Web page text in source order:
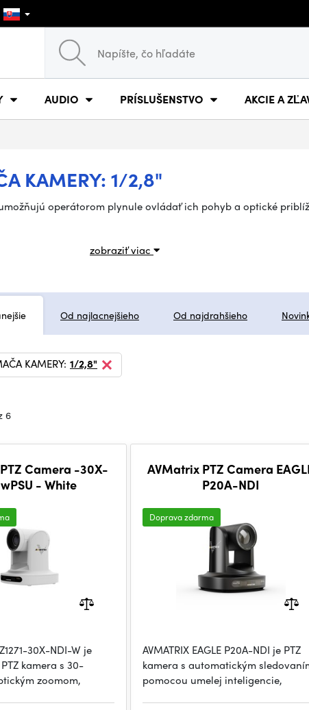
AUDIO PRÍSLUŠENSTVO AKCIE A
KAMERY: 1/2,8"
operátorom plynule ovládať ich pohyb a optické
zobraziť viac
Od najlacnejšieho Od najdrahšieho
KAMERY: 1/2,8"
6
Camera -30X-
- White
30X-NDI-W je
kamera s 30-
zoomom,
AVMatrix PTZ Camera
P20A-NDI
Doprava zdarma
AVMATRIX EAGLE P20A-NDI je PTZ
kamera s automatickým
pomocou umelej inteligencie,